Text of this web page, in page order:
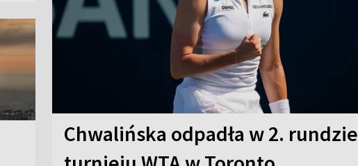
Chwalińska odpadła w 2. rundzie